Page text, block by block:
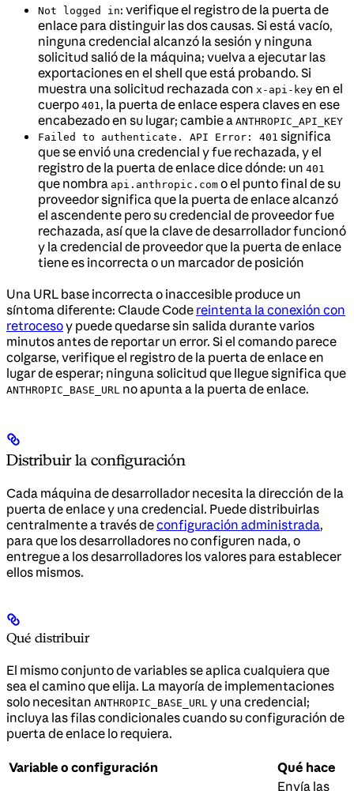
Not logged in: verifique el registro de la puerta de
enlace para distinguir las dos causas. Si está vacío,
ninguna credencial alcanzó la sesión y ninguna
solicitud salió de la máquina; vuelva a ejecutar las
exportaciones en el shell que está probando. Si
muestra una solicitud rechazada con x-api-key en el
cuerpo 401 , la puerta de enlace espera claves en ese
encabezado en su lugar; cambie a ANTHROPIC_API_KEY
Failed to authenticate. API Error: 401 significa
que se envió una credencial y fue rechazada, y el
registro de la puerta de enlace dice dónde: un 401
que nombra api.anthropic.com o el punto final de su
proveedor significa que la puerta de enlace alcanzó
el ascendente pero su credencial de proveedor fue
rechazada, así que la clave de desarrollador funcionó
y la credencial de proveedor que la puerta de enlace
tiene es incorrecta o un marcador de posición
Una URL base incorrecta o inaccesible produce un
síntoma diferente: Claude Code reintenta la conexión con
retrocesoy puede quedarse sin salida durante varios
minutos antes de reportar un error. Si el comando parece
colgarse, verifique el registro de la puerta de enlace en
lugar de esperar; ninguna solicitud que llegue significa que
ANTHROPIC_BASE_URL no apunta a la puerta de enlace.
Distribuir la configuración
Cada máquina de desarrollador necesita la dirección de la
puerta de enlace y una credencial. Puede distribuirlas
centralmente a través deconfiguración administrada,
para que los desarrolladores no configuren nada, o
entregue a los desarrolladores los valores para establecer
ellos mismos.
Qué distribuir
El mismo conjunto de variables se aplica cualquiera que
sea el camino que elija. La mayoría de implementaciones
solo necesitan ANTHROPIC_BASE_URL y una credencial;
incluya las filas condicionales cuando su configuración de
puerta de enlace lo requiera.
Variable o configuración
Qué hace
Envía las